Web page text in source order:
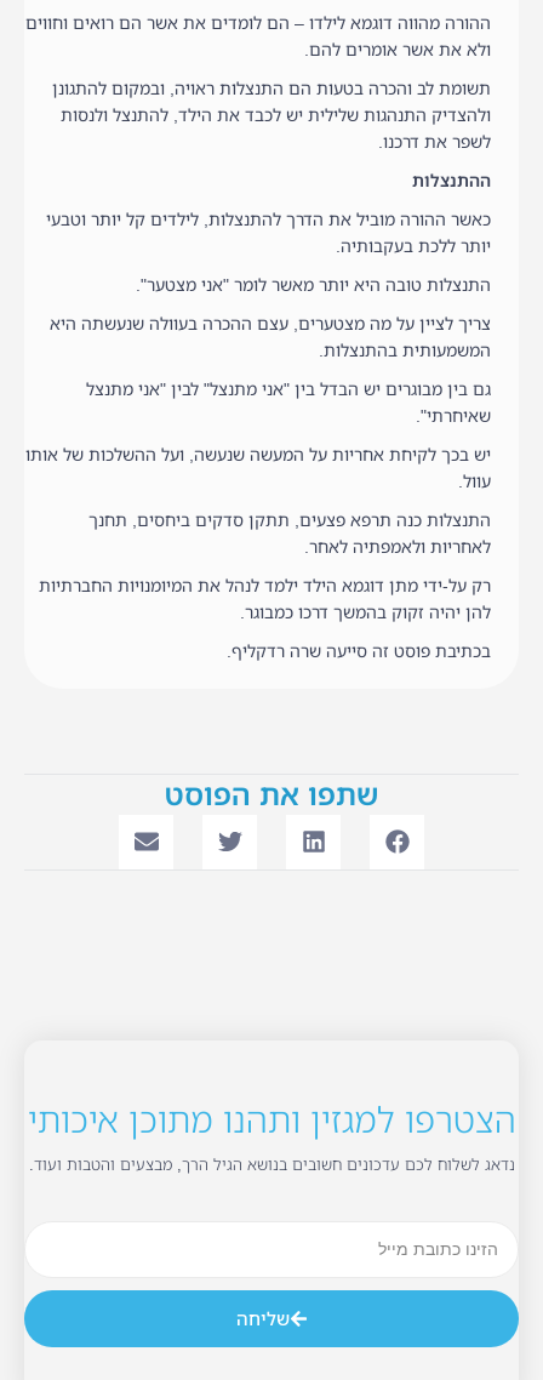
ההורה מהווה דוגמא לילדו – הם לומדים את אשר הם רואים וחווים
ולא את אשר אומרים להם.
תשומת לב והכרה בטעות הם התנצלות ראויה, ובמקום להתגונן
ולהצדיק התנהגות שלילית יש לכבד את הילד, להתנצל ולנסות
לשפר את דרכנו.
ההתנצלות
כאשר ההורה מוביל את הדרך להתנצלות, לילדים קל יותר וטבעי
יותר ללכת בעקבותיה.
התנצלות טובה היא יותר מאשר לומר "אני מצטער".
צריך לציין על מה מצטערים, עצם ההכרה בעוולה שנעשתה היא
המשמעותית בהתנצלות.
גם בין מבוגרים יש הבדל בין "אני מתנצל" לבין "אני מתנצל
שאיחרתי".
יש בכך לקיחת אחריות על המעשה שנעשה, ועל ההשלכות של אותו
עוול.
התנצלות כנה תרפא פצעים, תתקן סדקים ביחסים, תחנך
לאחריות ולאמפתיה לאחר.
רק על-ידי מתן דוגמא הילד ילמד לנהל את המיומנויות החברתיות
להן יהיה זקוק בהמשך דרכו כמבוגר.
בכתיבת פוסט זה סייעה שרה רדקליף.
שתפו את הפוסט
הצטרפו למגזין ותהנו מתוכן איכותי
נדאג לשלוח לכם עדכונים חשובים בנושא הגיל הרך, מבצעים והטבות ועוד.
שליחה